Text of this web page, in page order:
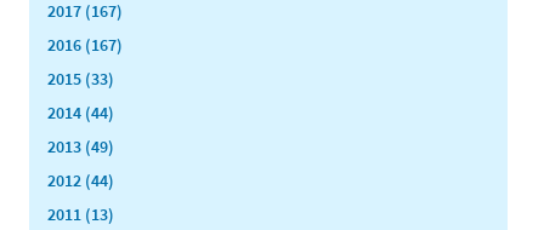
2017 (167)
2016 (167)
2015 (33)
2014 (44)
2013 (49)
2012 (44)
2011 (13)